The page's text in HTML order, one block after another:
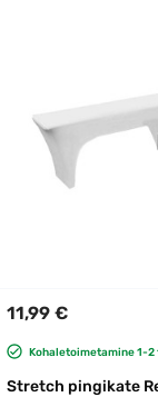
11,99 €
Kohaletoimetamine 1-
Stretch pingikate